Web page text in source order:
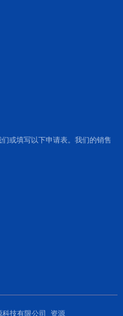
或填写以下申请表。我们的销售
技有限公司 资源